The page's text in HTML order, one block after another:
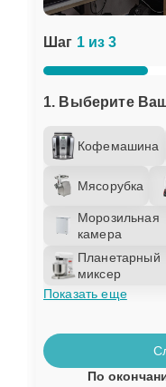
Шаг 1 из 3
1. Выберите
Кофемашина
Мясорубка
Морозильная
камера
Планетарный
миксер
Показать еще
По